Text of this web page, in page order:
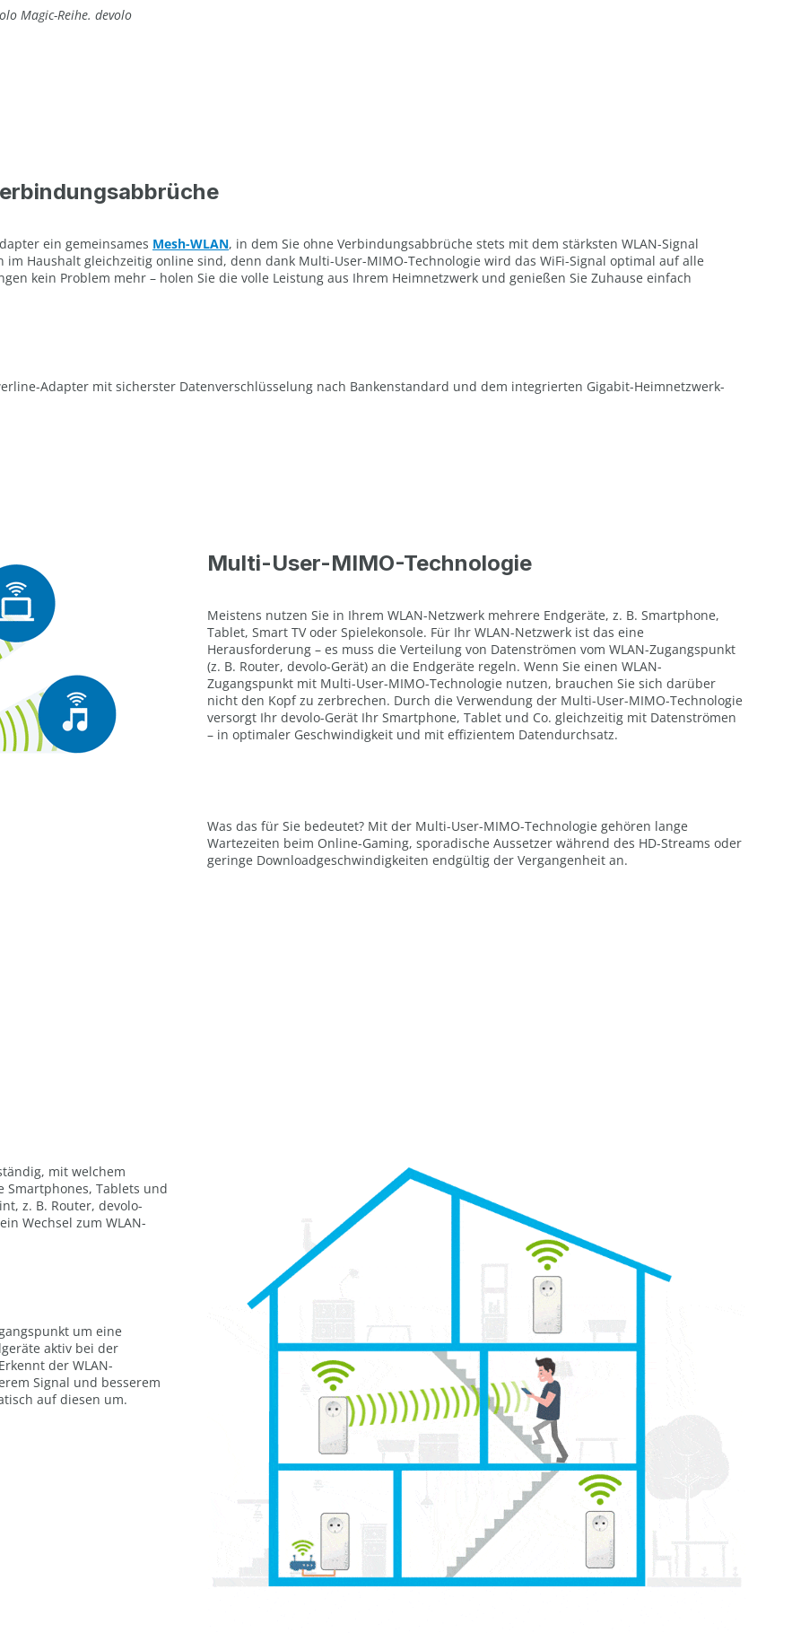
Magic-Reihe. devolo
ein gemeinsames Mesh-WLAN, in dem Sie ohne Verbindungsabbrüche stets mit dem stärksten WLAN-Signal
Haushalt gleichzeitig online sind, denn dank Multi-User-MIMO-Technologie wird das WiFi-Signal optimal auf alle
kein Problem mehr – holen Sie die volle Leistung aus Ihrem Heimnetzwerk und genießen Sie Zuhause einfach
Adapter mit sicherster Datenverschlüsselung nach Bankenstandard und dem integrierten Gigabit-Heimnetzwerk-
Multi-User-MIMO-Technologie
Meistens nutzen Sie in Ihrem WLAN-Netzwerk mehrere Endgeräte, z. B. Smartphone,
Tablet, Smart TV oder Spielekonsole. Für Ihr WLAN-Netzwerk ist das eine
Herausforderung – es muss die Verteilung von Datenströmen vom WLAN-Zugangspunkt
(z. B. Router, devolo-Gerät) an die Endgeräte regeln. Wenn Sie einen WLAN-
Zugangspunkt mit Multi-User-MIMO-Technologie nutzen, brauchen Sie sich darüber
nicht den Kopf zu zerbrechen. Durch die Verwendung der Multi-User-MIMO-Technologie
versorgt Ihr devolo-Gerät Ihr Smartphone, Tablet und Co. gleichzeitig mit Datenströmen
– in optimaler Geschwindigkeit und mit effizientem Datendurchsatz.
Was das für Sie bedeutet? Mit der Multi-User-MIMO-Technologie gehören lange
Wartezeiten beim Online-Gaming, sporadische Aussetzer während des HD-Streams oder
geringe Downloadgeschwindigkeiten endgültig der Vergangenheit an.
mit welchem
Smartphones, Tablets und
z. B. Router, devolo-
Wechsel zum WLAN-
um eine
aktiv bei der
der WLAN-
Signal und besserem
auf diesen um.